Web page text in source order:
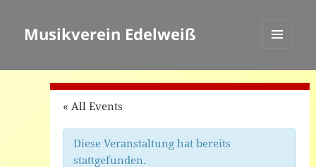
Musikverein Edelweiß
« All Events
Diese Veranstaltung hat bereits
stattgefunden.